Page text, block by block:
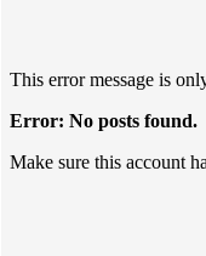
This error message is
Error: No posts found.
Make sure this account